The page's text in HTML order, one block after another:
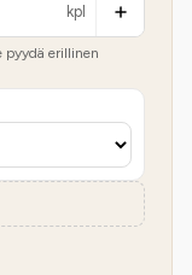
kpl
pyydä erillinen